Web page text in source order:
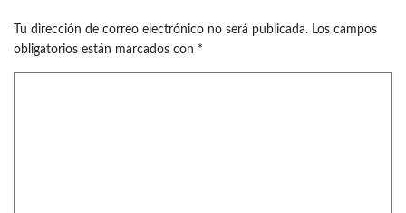
Tu dirección de correo electrónico no será publicada. Los campos
obligatorios están marcados con *